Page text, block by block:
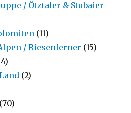
/ Ötztaler & Stubaier
(11)
/ Riesenferner (15)
(2)
(70)